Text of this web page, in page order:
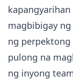
magbibigay
ng perpektong
pulong na
ng inyong